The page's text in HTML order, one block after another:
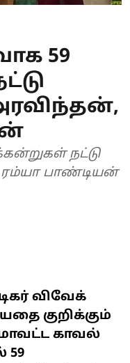
59
நட்டு
பாண்டியன்
விவேக்
குறிக்கும்
காவல்
59